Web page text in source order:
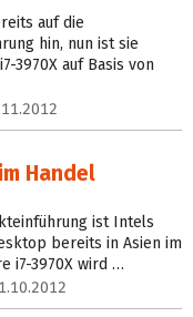
auf die
hin, nun ist sie
3970X auf Basis von
Handel
ist Intels
bereits in Asien im
i7-3970X wird …